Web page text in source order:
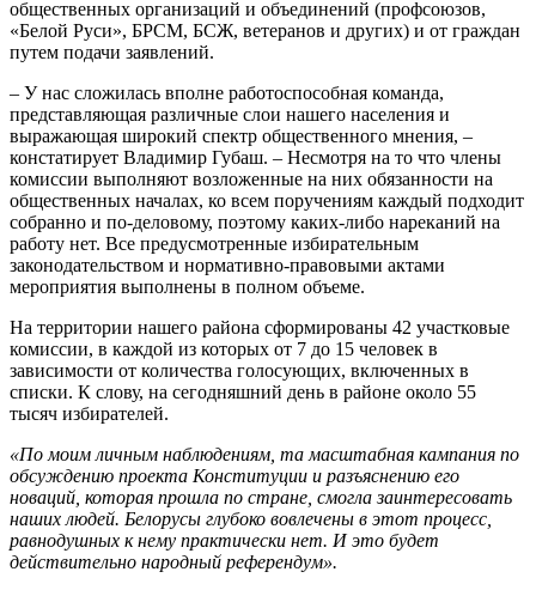
общественных организаций и объединений (профсоюзов,
«Белой Руси», БРСМ, БСЖ, ветеранов и других) и от граждан
путем подачи заявлений.
– У нас сложилась вполне работоспособная команда,
представляющая различные слои нашего населения и
выражающая широкий спектр общественного мнения, –
констатирует Владимир Губаш. – Несмотря на то что члены
комиссии выполняют возложенные на них обязанности на
общественных началах, ко всем поручениям каждый подходит
собранно и по-деловому, поэтому каких-либо нареканий на
работу нет. Все предусмотренные избирательным
законодательством и нормативно-правовыми актами
мероприятия выполнены в полном объеме.
На территории нашего района сформированы 42 участковые
комиссии, в каждой из которых от 7 до 15 человек в
зависимости от количества голосующих, включенных в
списки. К слову, на сегодняшний день в районе около 55
тысяч избирателей.
«По моим личным наблюдениям, та масштабная кампания по
обсуждению проекта Конституции и разъяснению его
новаций, которая прошла по стране, смогла заинтересовать
наших людей. Белорусы глубоко вовлечены в этот процесс,
равнодушных к нему практически нет. И это будет
действительно народный референдум».